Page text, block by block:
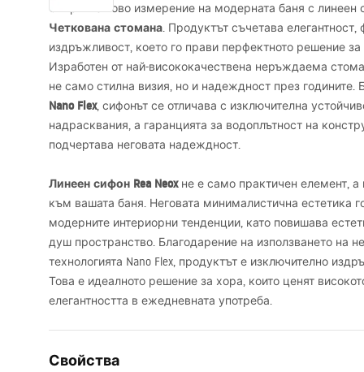
Открийте ново измерение на модерната баня с линеен
Четкована стомана. Продуктът съчетава елегантност,
издръжливост, което го прави перфектното решение
Изработен от най-висококачествена неръждаема
не само стилна визия, но и надеждност през годините.
Nano Flex, сифонът се отличава с изключителна
надрасквания, а гаранцията за водоплътност на
подчертава неговата надеждност.
Линеен сифон Rea Neoxне е само практичен елемент, а
към вашата баня. Неговата минималистична естетика
модерните интериорни тенденции, като повишава
душ пространство. Благодарение на използването на
технологията Nano Flex, продуктът е изключително
Това е идеалното решение за хора, които ценят
елегантността в ежедневната употреба.
Свойства